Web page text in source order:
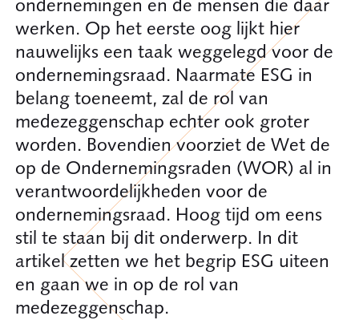
ondernemingen en de mensen die daar
werken. Op het eerste oog lijkt hier
nauwelijks een taak weggelegd voor de
ondernemingsraad. Naarmate ESG in
belang toeneemt, zal de rol van
medezeggenschap echter ook groter
worden. Bovendien voorziet de Wet de
op de Ondernemingsraden (WOR) al in
verantwoordelijkheden voor de
ondernemingsraad. Hoog tijd om eens
stil te staan bij dit onderwerp. In dit
artikel zetten we het begrip ESG uiteen
en gaan we in op de rol van
medezeggenschap.